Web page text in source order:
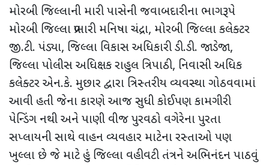
મોરબી જિલ્લાની મારી પાસેની જવાબદારીના ભાગરૂપે
મોરબી જિલ્લા પ્રભારી મનિષા ચંદ્રા, મોરબી જિલ્લા કલેક્ટર
જી.ટી. પંડ્યા, જિલ્લા વિકાસ અધિકારી ડી.ડી. જાડેજા,
જિલ્લા પોલીસ અધિક્ષક રાહુલ ત્રિપાઠી, નિવાસી અધિક
કલેક્ટર એન.કે. મુછાર દ્વારા ત્રિસ્તરીય વ્યવસ્થા ગોઠવવામાં
આવી હતી જેના કારણે આજ સુધી કોઈપણ કામગીરી
પેન્ડિંગ નથી અને પાણી વીજ પુરવઠો વગેરેના પુરતા
સપ્લાયની સાથે વાહન વ્યવહાર માટેના રસ્તાઓ પણ
ખુલ્લા છે જે માટે હું જિલ્લા વહીવટી તંત્રને અભિનંદન પાઠવું